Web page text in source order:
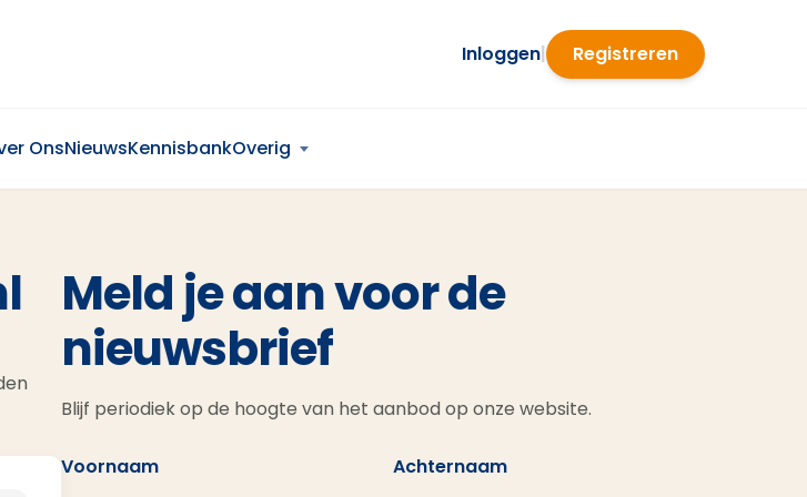
Inloggen| Registreren
OnsNieuwsKennisbankOverig
Meld je aan voor de
nieuwsbrief
Blijf periodiek op de hoogte van het aanbod op onze website.
Voornaam Achternaam